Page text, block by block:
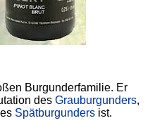
Burgunderfamilie. Er
des Grauburgunders,
Spätburgunders ist.